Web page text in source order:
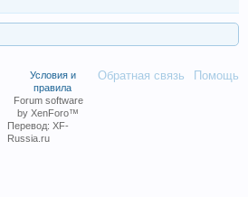
Обратная связь Помощь
Условия и
правила
Forum software
by XenForo™
Перевод: XF-
Russia.ru